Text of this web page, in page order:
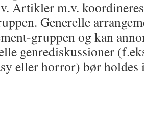
Artikler m.v.
Generelle
gruppen og kan
genrediskussioner
eller horror) bør holdes